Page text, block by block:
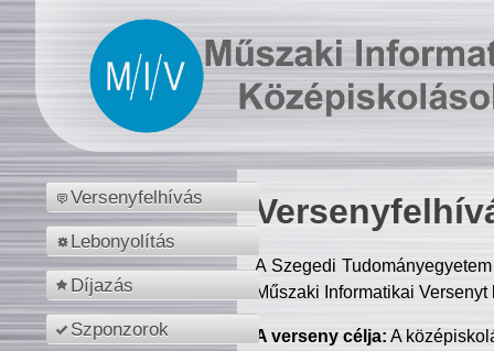
Versenyfelhívás
Lebonyolítás
Díjazás
Szponzorok
A Szegedi
Műszaki Informatikai
A verseny célja: A